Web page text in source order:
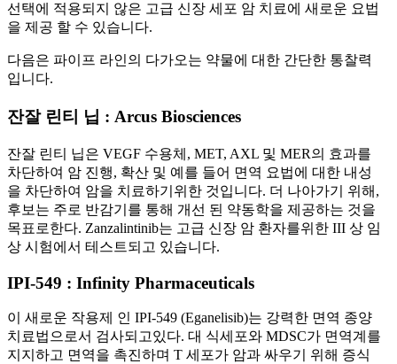
선택에 적용되지 않은 고급 신장 세포 암 치료에 새로운 요법
을 제공 할 수 있습니다.
다음은 파이프 라인의 다가오는 약물에 대한 간단한 통찰력
입니다.
잔잘 린티 닙 : Arcus Biosciences
잔잘 린티 닙은 VEGF 수용체, MET, AXL 및 MER의 효과를
차단하여 암 진행, 확산 및 예를 들어 면역 요법에 대한 내성
을 차단하여 암을 치료하기위한 것입니다. 더 나아가기 위해,
후보는 주로 반감기를 통해 개선 된 약동학을 제공하는 것을
목표로한다. Zanzalintinib는 고급 신장 암 환자를위한 III 상 임
상 시험에서 테스트되고 있습니다.
IPI-549 : Infinity Pharmaceuticals
이 새로운 작용제 인 IPI-549 (Eganelisib)는 강력한 면역 종양
치료법으로서 검사되고있다. 대 식세포와 MDSC가 면역계를
지지하고 면역을 촉진하며 T 세포가 암과 싸우기 위해 증식